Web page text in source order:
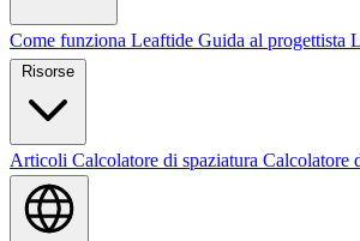
Come funziona Leaftide Guida al progettista
Risorse
Articoli Calcolatore di spaziatura Calcolatore